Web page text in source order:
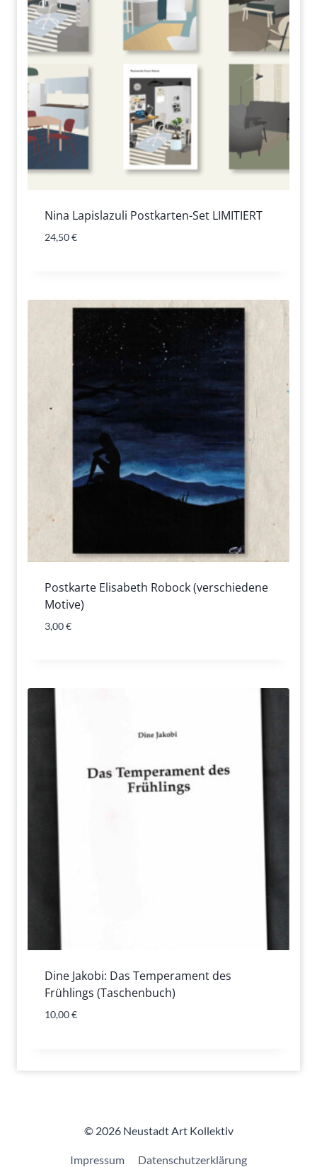
Nina Lapislazuli Postkarten-Set LIMITIERT
24,50€
Postkarte Elisabeth Robock (verschiedene
Motive)
3,00€
Dine Jakobi: Das Temperament des
Frühlings (Taschenbuch)
10,00€
© 2026 Neustadt Art Kollektiv
Impressum Datenschutzerklärung